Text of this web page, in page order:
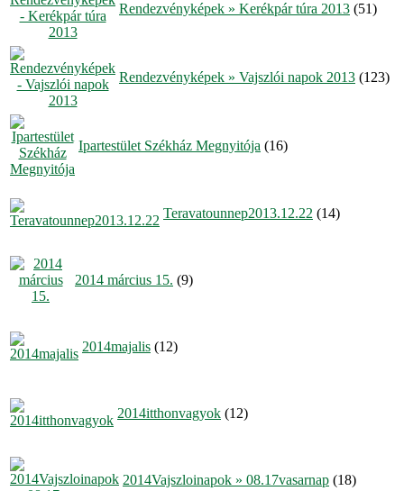
Rendezvényképek » Kerékpár túra 2013 (51)
Rendezvényképek » Vajszlói napok 2013 (123)
Ipartestület Székház Megnyitója (16)
Teravatounnep2013.12.22 (14)
2014 március 15. (9)
2014majalis (12)
2014itthonvagyok (12)
2014Vajszloinapok » 08.17vasarnap (18)